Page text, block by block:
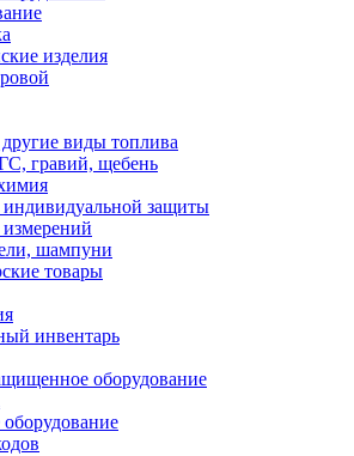
изделия
виды топлива
гравий, щебень
индивидуальной защиты
шампуни
товары
инвентарь
оборудование